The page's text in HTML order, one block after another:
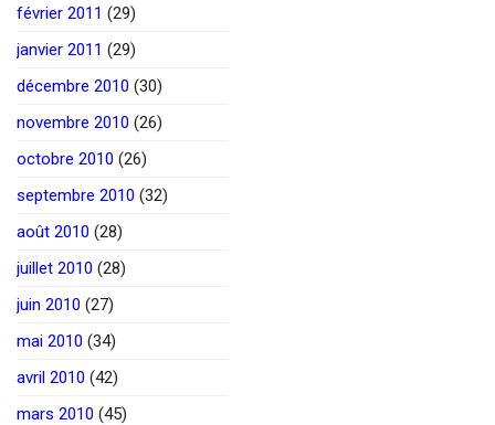
février 2011 (29)
janvier 2011 (29)
décembre 2010 (30)
novembre 2010 (26)
octobre 2010 (26)
septembre 2010 (32)
août 2010 (28)
juillet 2010 (28)
juin 2010 (27)
mai 2010 (34)
avril 2010 (42)
mars 2010 (45)